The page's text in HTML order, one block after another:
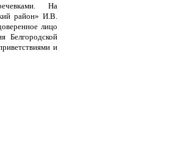
речевками. На
район» И.В.
лицо
Белгородской
и